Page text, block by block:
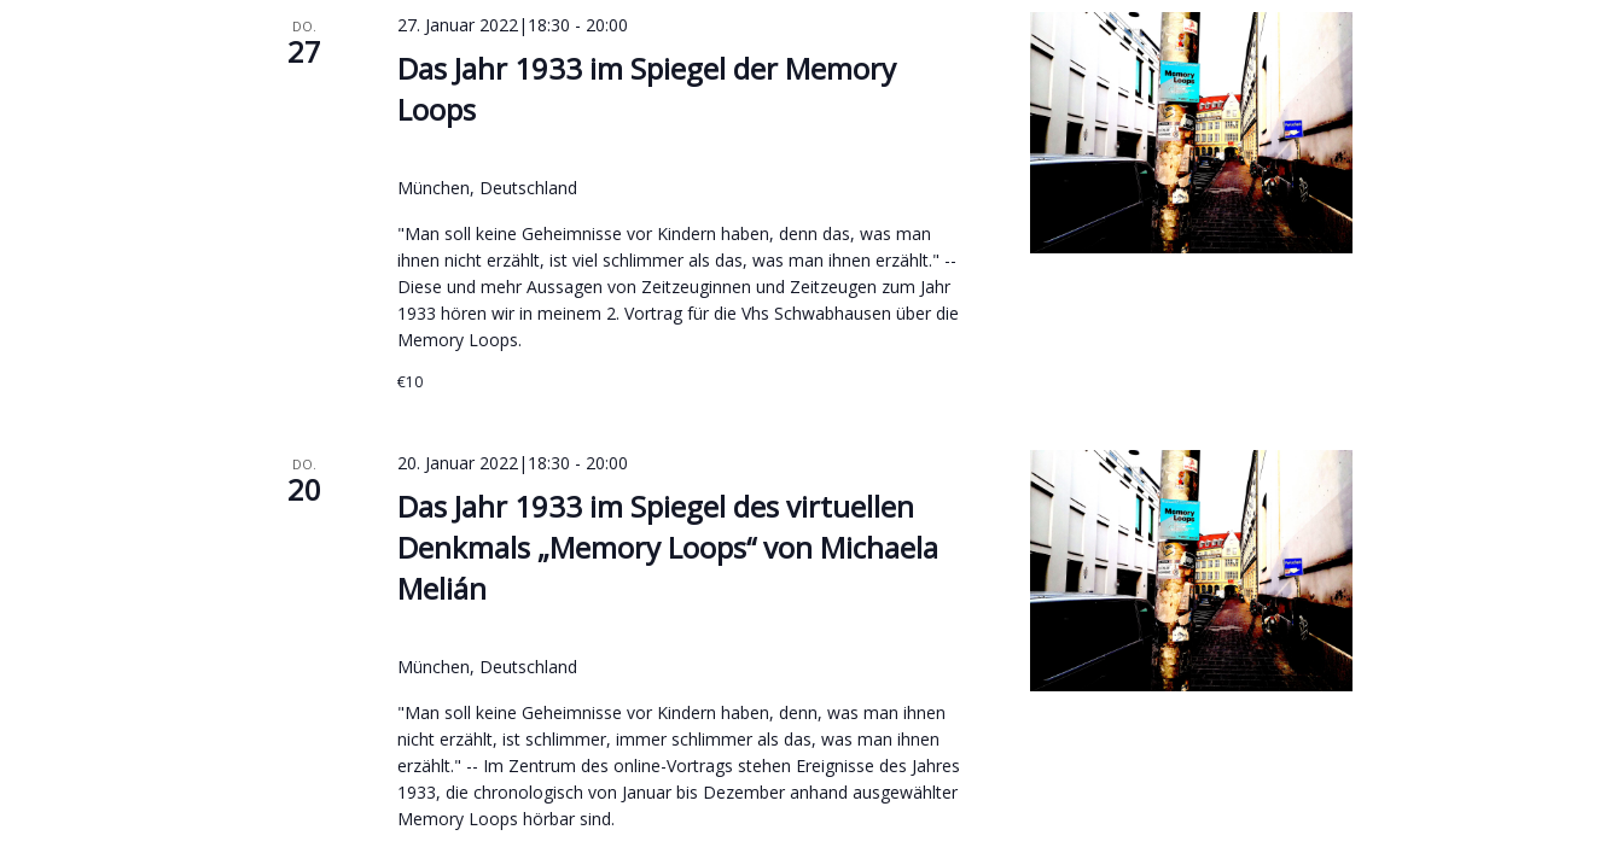
DO.
27
Das Jahr 1933 im Spiegel der Memory
Loops
27. Januar 2022|18:30 - 20:00
München, Deutschland
"Man soll keine Geheimnisse vor Kindern haben, denn das, was man
ihnen nicht erzählt, ist viel schlimmer als das, was man ihnen erzählt." --
Diese und mehr Aussagen von Zeitzeuginnen und Zeitzeugen zum Jahr
1933 hören wir in meinem 2. Vortrag für die Vhs Schwabhausen über die
Memory Loops.
€10
DO.
20
Das Jahr 1933 im Spiegel des virtuellen
Denkmals „Memory Loops“ von Michaela
Melián
20. Januar 2022|18:30 - 20:00
München, Deutschland
"Man soll keine Geheimnisse vor Kindern haben, denn, was man ihnen
nicht erzählt, ist schlimmer, immer schlimmer als das, was man ihnen
erzählt." -- Im Zentrum des online-Vortrags stehen Ereignisse des Jahres
1933, die chronologisch von Januar bis Dezember anhand ausgewählter
Memory Loops hörbar sind.